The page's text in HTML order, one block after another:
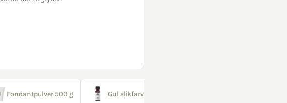
Fondantpulver 500 g Gul slikfarve 10 ml